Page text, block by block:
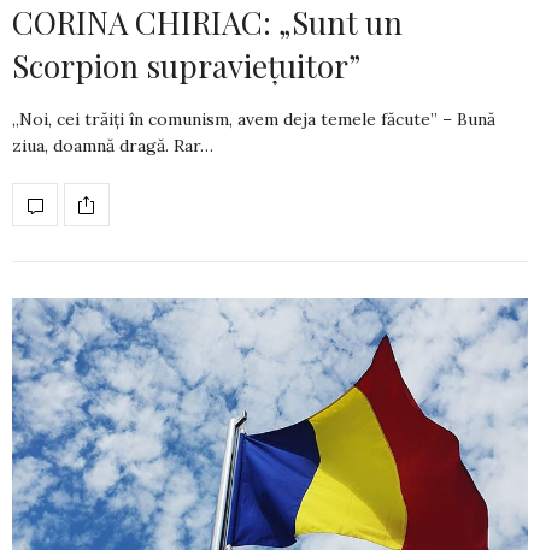
CORINA CHIRIAC: „Sunt un
Scorpion supraviețuitor”
„Noi, cei trăiți în comunism, avem deja temele făcute” – Bună
ziua, doamnă dragă. Rar…